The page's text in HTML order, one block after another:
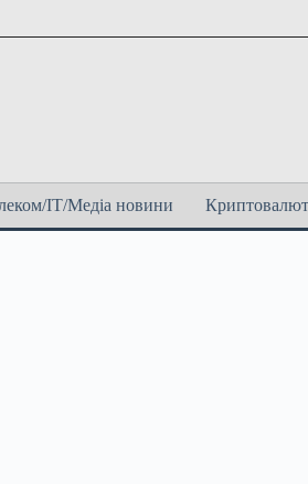
ІТ/Медіа новини